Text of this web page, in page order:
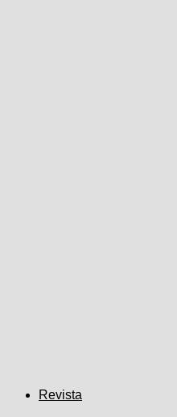
Revista